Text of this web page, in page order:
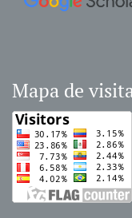
Mapa de